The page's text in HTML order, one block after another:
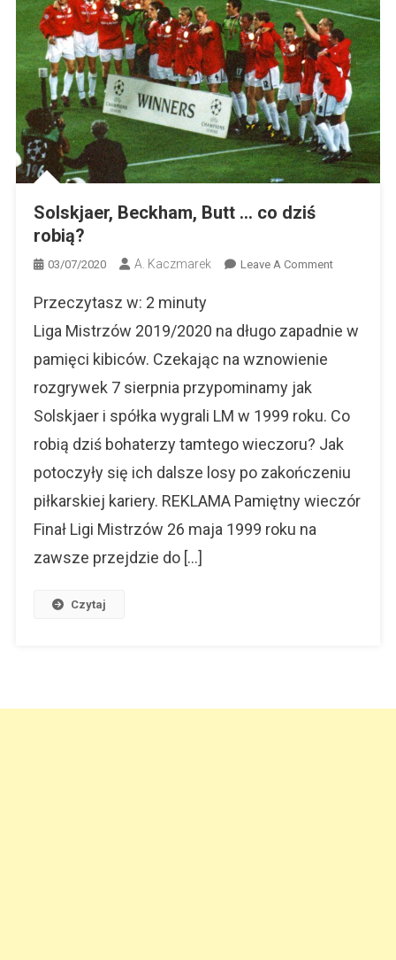
Solskjaer, Beckham, Butt … co dziś
robią?
03/07/2020 A. Kaczmarek Leave A CommentOn
Butt
Przeczytasz w: 2 minuty
Liga Mistrzów 2019/2020 na długo zapadnie w
pamięci kibiców. Czekając na wznowienie
rozgrywek 7 sierpnia przypominamy jak
Solskjaer i spółka wygrali LM w 1999 roku. Co
robią dziś bohaterzy tamtego wieczoru? Jak
potoczyły się ich dalsze losy po zakończeniu
piłkarskiej kariery. REKLAMA Pamiętny wieczór
Finał Ligi Mistrzów 26 maja 1999 roku na
zawsze przejdzie do […]
Czytaj